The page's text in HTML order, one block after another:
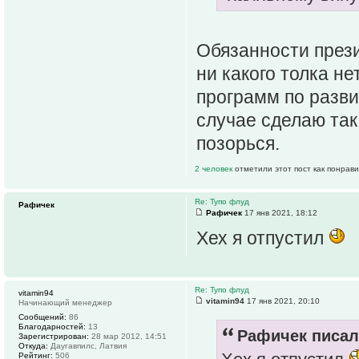
Обязанности
ни какого толка
программ по
случае сделаю
позорься.
2 человек отметили этот пост как
Re: Тупо флуд
Рафичек 17 янв 2021, 18:12
Хех я отпустил
Рафичек
Re: Тупо флуд
vitamin94 17 янв 2021, 20:10
Рафичек
vitamin94
Начинающий менеджер
Сообщений: 86
Благодарностей: 13
Зарегистрирован: 28 мар 2012, 14:51
Откуда: Даугавпилс, Латвия
Рейтинг: 506